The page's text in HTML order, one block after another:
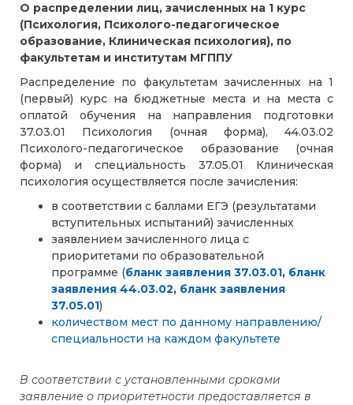
О распределении лиц, зачисленных на 1 курс
(Психология, Психолого-педагогическое
образование, Клиническая психология), по
факультетам и институтам МГППУ
Распределение по факультетам зачисленных на 1
(первый) курс на бюджетные места и на места с
оплатой обучения на направления подготовки
37.03.01 Психология (очная форма), 44.03.02
Психолого-педагогическое образование (очная
форма) и специальность 37.05.01 Клиническая
психология осуществляется после зачисления:
в соответствии с баллами ЕГЭ (результатами
вступительных испытаний) зачисленных
заявлением зачисленного лица с
приоритетами по образовательной
программе (бланк заявления 37.03.01, бланк
заявления 44.03.02, бланк заявления
37.05.01)
количеством мест по данному направлению/
специальности на каждом факультете
В соответствии с установленными сроками
заявление о приоритетности предоставляется в